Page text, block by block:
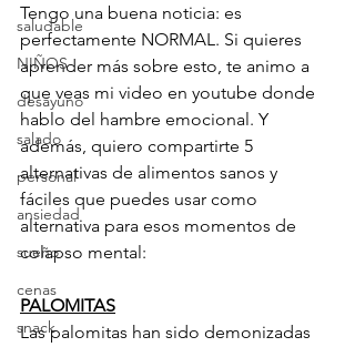
saludable
NIÑOS
desayuno
salado
personal
ansiedad
sueño
cenas
snack
Tengo una buena noticia: es
perfectamente NORMAL. Si quieres
aprender más sobre esto, te animo a
que veas mi video en youtube donde
hablo del hambre emocional. Y
además, quiero compartirte 5
alternativas de alimentos sanos y
fáciles que puedes usar como
alternativa para esos momentos de
colapso mental:
PALOMITAS
Las palomitas han sido demonizadas